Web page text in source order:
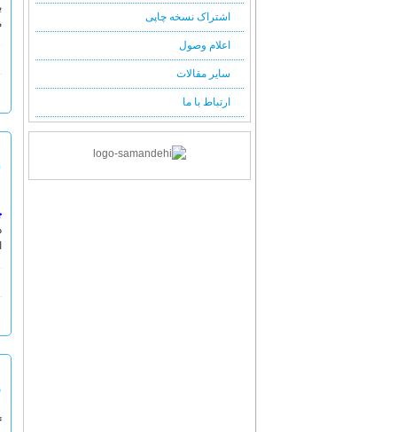
اشتراک نسخه چاپی
اعلام وصول
سایر مقالات
ارتباط با ما